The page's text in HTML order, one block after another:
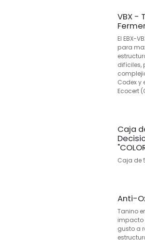
VBX -
El EBX-
para
difíciles,
Codex y
Ecocert
Caja
Caja de
Anti-
Tanino
impacto
gusto a